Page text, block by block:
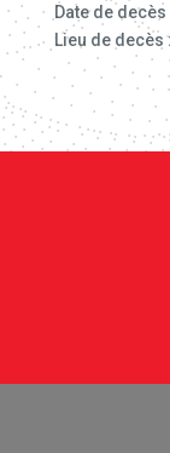
Date de
Lieu de decès